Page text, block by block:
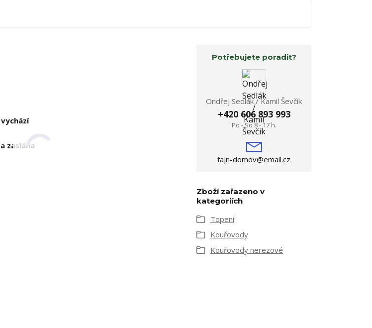
zaslána
Potřebujete poradit?
Ondřej Sedlák / Kamil Ševčík
+420 606 893 993
Po - So 8 - 17 h.
fajn-domov@email.cz
Zboží zařazeno v
kategoriích
Topení
Kouřovody
Kouřovody nerezové